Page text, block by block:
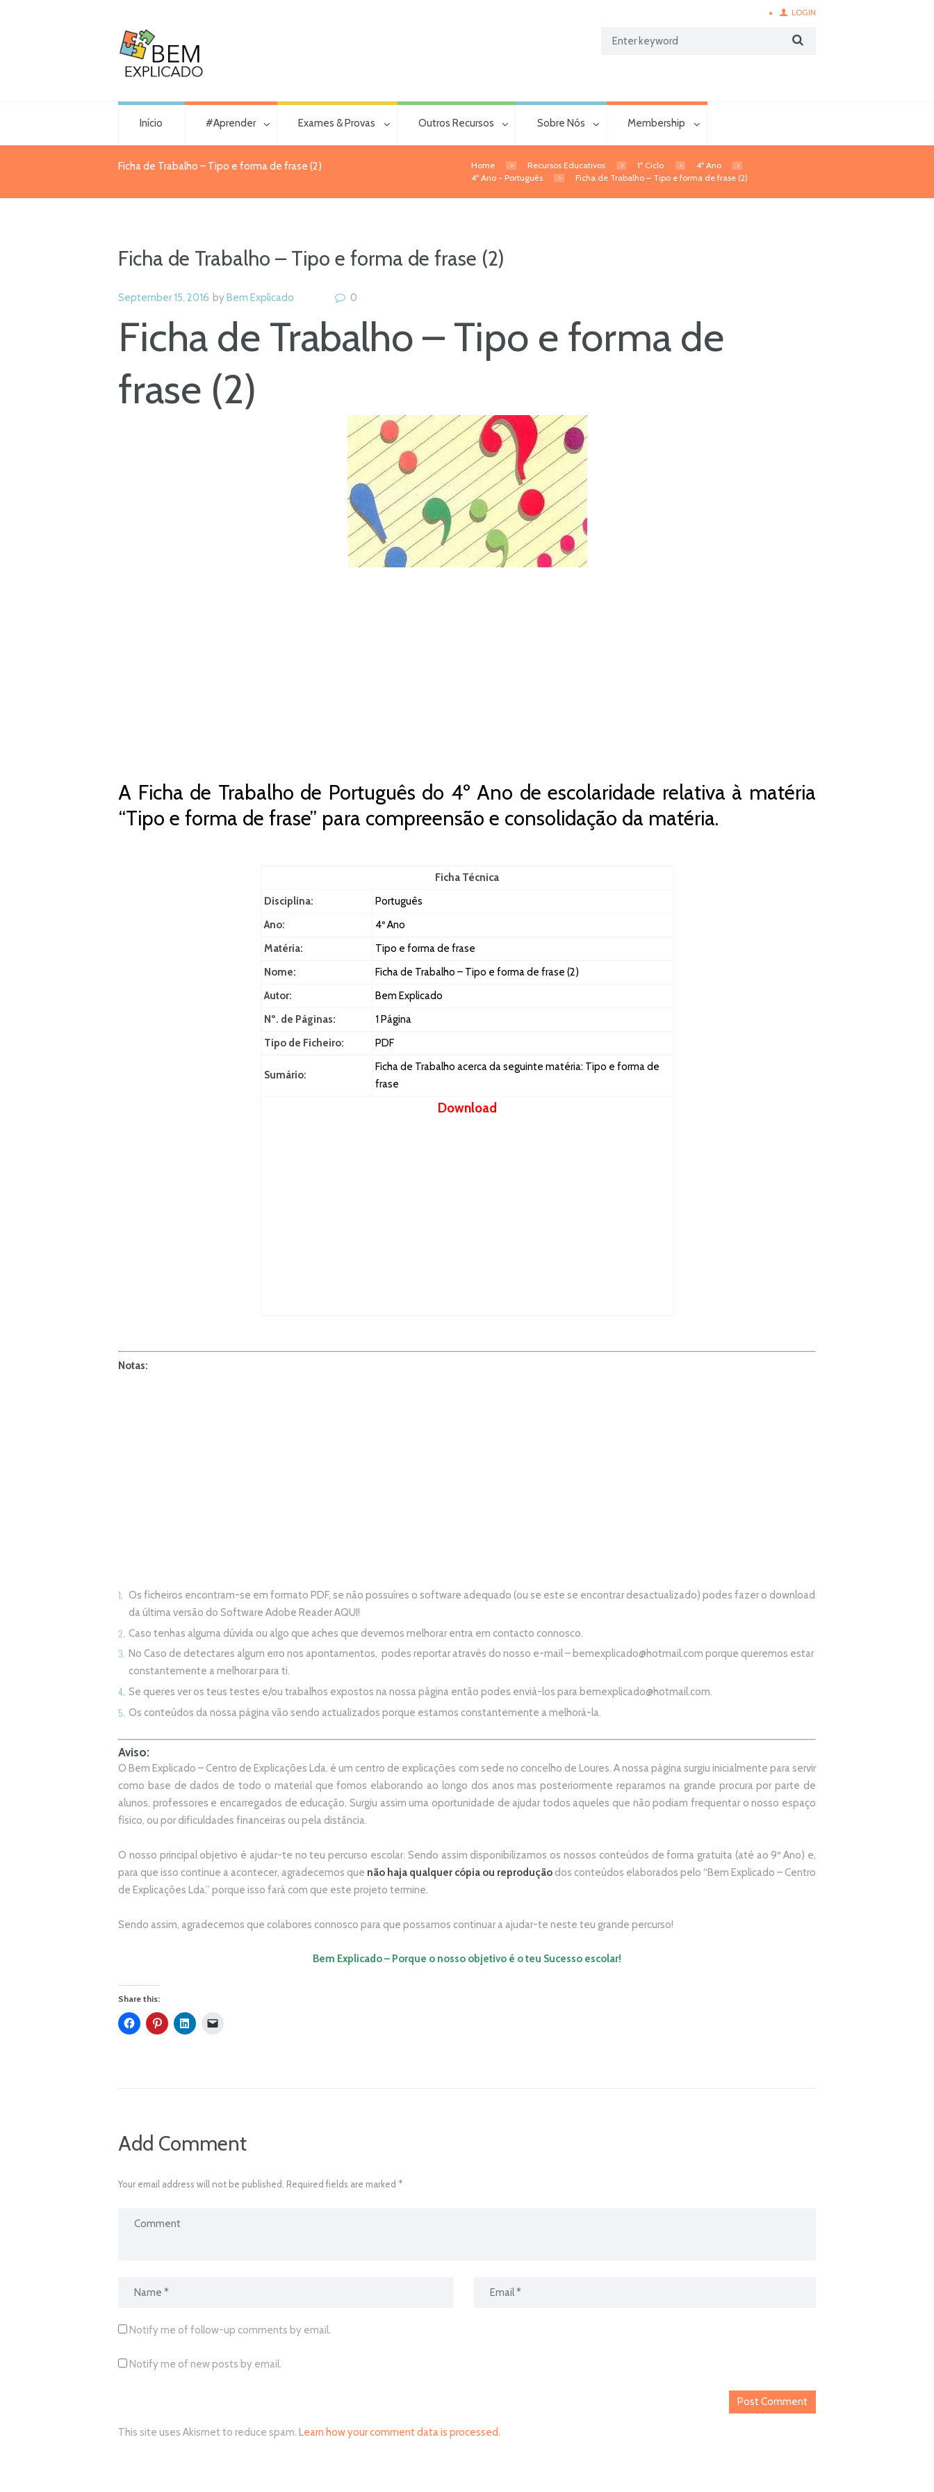
LOGIN
Início #Aprender Exames & Provas Outros Recursos Sobre Nós Membership
Ficha de Trabalho – Tipo e forma de frase (2) Home Recursos Educativos 1º Ciclo
4º Ano
4º Ano - Português
Ficha de Trabalho – Tipo e forma de frase (2)
Ficha de Trabalho – Tipo e forma de frase (2)
September 15, 2016 byBem Explicado 0
Ficha de Trabalho – Tipo e forma de
frase (2)
A Ficha de Trabalho de Português do 4º Ano de escolaridade relativa à matéria
“Tipo e forma de frase” para compreensão e consolidação da matéria.
Ficha Técnica
Disciplina:
Português
Ano:
4º Ano
Matéria:
Tipo e forma de frase
Nome:
Ficha de Trabalho – Tipo e forma de frase (2)
Autor:
Bem Explicado
Nº. de Páginas:
1 Página
Tipo de Ficheiro:
PDF
Sumário:
Ficha de Trabalho acerca da seguinte matéria: Tipo e forma de
frase
Download
Notas:
Os ficheiros encontram-se em formato PDF, se não possuíres o software adequado (ou se este se encontrar desactualizado) podes fazer o download
da última versão do Software Adobe ReaderAQUI!
Caso tenhas alguma dúvida ou algo que aches que devemos melhorar entra em contacto connosco.
No Caso de detectares algum erro nos apontamentos, podes reportar através do nosso e-mail – bemexplicado@hotmail.com porque queremos estar
constantemente a melhorar para ti.
Se queres ver os teus testes e/ou trabalhos expostos na nossa página então podes enviá-los para bemexplicado@hotmail.com.
Os conteúdos da nossa página vão sendo actualizados porque estamos constantemente a melhorá-la.
Aviso:
O Bem Explicado – Centro de Explicações Lda. é um centro de explicações com sede no concelho de Loures. A nossa página surgiu inicialmente para servir
como base de dados de todo o material que fomos elaborando ao longo dos anos mas posteriormente reparamos na grande procura por parte de
alunos, professores e encarregados de educação. Surgiu assim uma oportunidade de ajudar todos aqueles que não podiam frequentar o nosso espaço
físico, ou por dificuldades financeiras ou pela distância.
O nosso principal objetivo é ajudar-te no teu percurso escolar. Sendo assim disponibilizamos os nossos conteúdos de forma gratuita (até ao 9º Ano) e,
para que isso continue a acontecer, agradecemos que não haja qualquer cópia ou reprodução dos conteúdos elaborados pelo “Bem Explicado – Centro
de Explicações Lda.” porque isso fará com que este projeto termine.
Sendo assim, agradecemos que colabores connosco para que possamos continuar a ajudar-te neste teu grande percurso!
Bem Explicado – Porque o nosso objetivo é o teu Sucesso escolar!
Share this:
Add Comment
Your email address will not be published. Required fields are marked *
Notify me of follow-up comments by email.
Notify me of new posts by email.
This site uses Akismet to reduce spam. Learn how your comment data is processed.